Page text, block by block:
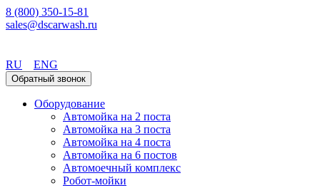
8 (800) 350-15-81
sales@dscarwash.ru
RU
ENG
Обратный звонок
Оборудование
Автомойка на 2 поста
Автомойка на 3 поста
Автомойка на 4 поста
Автомойка на 6 постов
Автомоечный комплекс
Робот-мойки